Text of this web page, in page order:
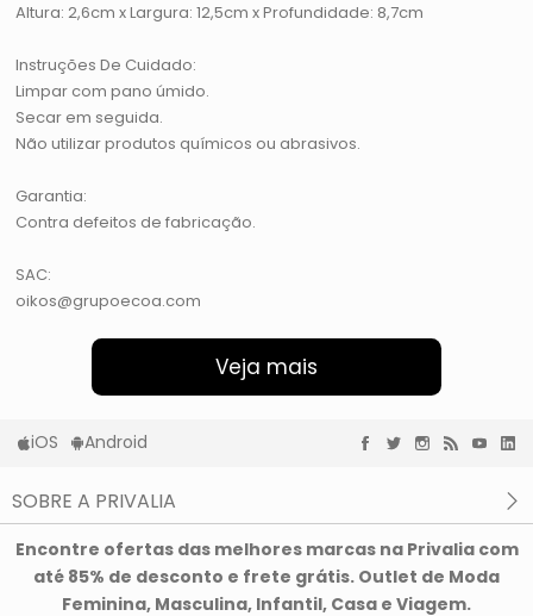
Altura: 2,6cm x Largura: 12,5cm x Profundidade: 8,7cm
Instruções De Cuidado:
Limpar com pano úmido.
Secar em seguida.
Não utilizar produtos químicos ou abrasivos.
Garantia:
Contra defeitos de fabricação.
SAC:
oikos@grupoecoa.com
Veja mais
iOS Android
SOBRE A PRIVALIA
Privacidade e Cookies
Condições de uso
Encontre ofertas das melhores marcas na Privalia com
até 85% de desconto e frete grátis. Outlet de Moda
Feminina, Masculina, Infantil, Casa e Viagem.